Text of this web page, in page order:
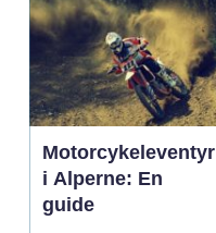
Motorcykeleventyr
i Alperne: En
guide